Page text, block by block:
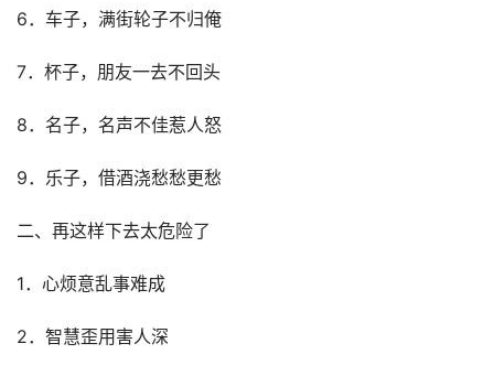
6．车子，满街轮子不归俺
7．杯子，朋友一去不回头
8．名子，名声不佳惹人怒
9．乐子，借酒浇愁愁更愁
二、再这样下去太危险了
1．心烦意乱事难成
2．智慧歪用害人深